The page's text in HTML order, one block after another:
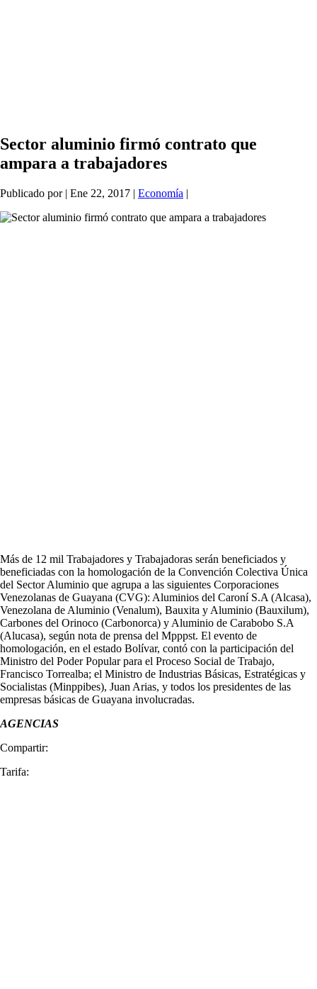
Sector aluminio firmó contrato que
ampara a trabajadores
Publicado por | Ene 22, 2017 | Economía |
Más de 12 mil Trabajadores y Trabajadoras serán beneficiados y
beneficiadas con la homologación de la Convención Colectiva Única
del Sector Aluminio que agrupa a las siguientes Corporaciones
Venezolanas de Guayana (CVG): Aluminios del Caroní S.A (Alcasa),
Venezolana de Aluminio (Venalum), Bauxita y Aluminio (Bauxilum),
Carbones del Orinoco (Carbonorca) y Aluminio de Carabobo S.A
(Alucasa), según nota de prensa del Mpppst. El evento de
homologación, en el estado Bolívar, contó con la participación del
Ministro del Poder Popular para el Proceso Social de Trabajo,
Francisco Torrealba; el Ministro de Industrias Básicas, Estratégicas y
Socialistas (Minppibes), Juan Arias, y todos los presidentes de las
empresas básicas de Guayana involucradas.
AGENCIAS
Compartir:
Tarifa: